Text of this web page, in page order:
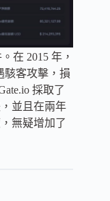
在 2015 年，
駭客攻擊，損
採取了
並且在兩年
無疑增加了